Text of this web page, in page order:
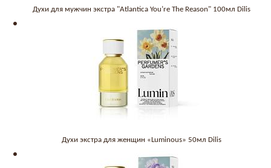
Духи для мужчин экстра "Atlantica You’re The Reason" 100мл Dilis
Духи экстра для женщин «Luminous» 50мл Dilis